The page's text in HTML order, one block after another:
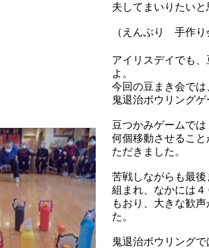
夫してまいりたい
（えんぶり 手作り
アイリスデイでも
よ。
今回の豆まき会で
鬼退治ボウリング
豆つかみゲームで
何個移動させるこ
ただきました。
苦戦しながらも最
組まれ、なかには
もおり、大きな歓
た。
鬼退治ボウリング